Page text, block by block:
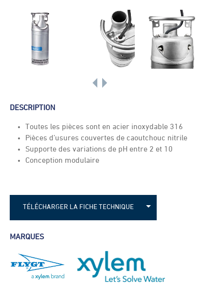
DESCRIPTION
Toutes les pièces sont en acier inoxydable 316
Pièces d’usures couvertes de caoutchouc nitrile
Supporte des variations de pH entre 2 et 10
Conception modulaire
TÉLÉCHARGER LA FICHE TECHNIQUE
MARQUES